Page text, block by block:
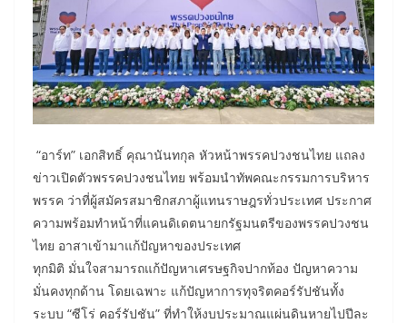
​ “อาร์ท” เอกสิทธิ์ คุณานันทกุล หัวหน้าพรรคปวงชนไทย แถลง
ข่าวเปิดตัวพรรคปวงชนไทย พร้อมนำทัพคณะกรรมการบริหาร
พรรค ว่าที่ผู้สมัครสมาชิกสภาผู้แทนราษฎรทั่วประเทศ ประกาศ
ความพร้อมทำหน้าที่แคนดิเดตนายกรัฐมนตรีของพรรคปวงชน
ไทย อาสาเข้ามาแก้ปัญหาของประเทศ
ทุกมิติ มั่นใจสามารถแก้ปัญหาเศรษฐกิจปากท้อง ปัญหาความ
มั่นคงทุกด้าน โดยเฉพาะ แก้ปัญหาการทุจริตคอร์รัปชันทั้ง
ระบบ “ซีโร่ คอร์รัปชัน” ที่ทำให้งบประมาณแผ่นดินหายไปปีละ